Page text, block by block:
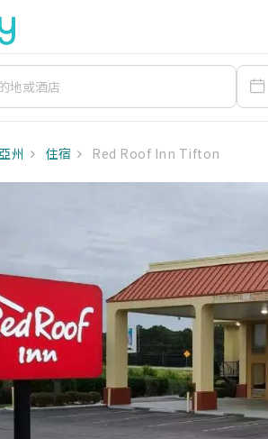
州 住宿 Red Roof Inn Tifton